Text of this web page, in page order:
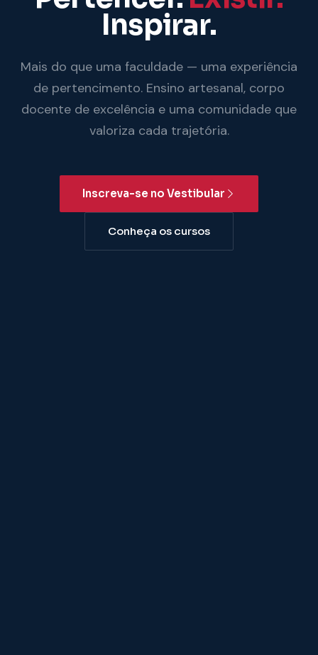
Inspirar.
Mais do que uma faculdade — uma experiência
de pertencimento. Ensino artesanal, corpo
docente de excelência e uma comunidade que
valoriza cada trajetória.
Inscreva-se no Vestibular
Conheça os cursos